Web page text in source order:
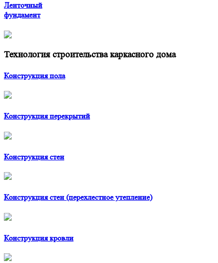
Ленточный
фундамент
Технология строительства каркасного дома
Конструкция пола
Конструкция перекрытий
Конструкция стен
Конструкция стен (перехлестное утепление)
Конструкция кровли